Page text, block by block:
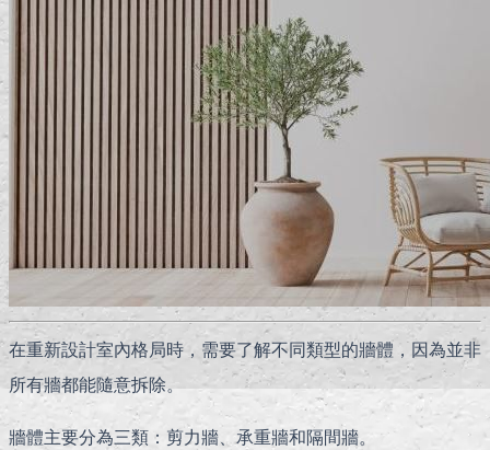
在重新設計室內格局時，需要了解不同類型的牆體，因為並非
所有牆都能隨意拆除。
牆體主要分為三類：剪力牆、承重牆和隔間牆。